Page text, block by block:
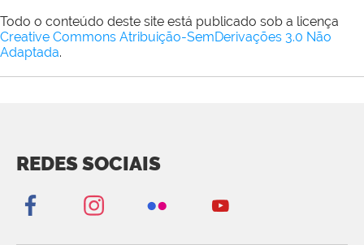
Todo o conteúdo deste site está publicado sob a licença
Creative Commons Atribuição-SemDerivações 3.0 Não
Adaptada.
REDES SOCIAIS